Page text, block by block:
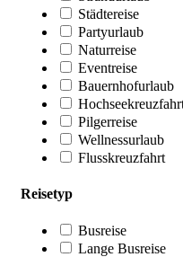
Städtereise
Partyurlaub
Naturreise
Eventreise
Bauernhofurlaub
Pilgerreise
Wellnessurlaub
Flusskreuzfahrt
Reisetyp
Busreise
Lange Busreise